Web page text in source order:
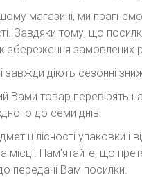
магазині, ми
Завдяки тому, що
збереження замовлених
діють сезонні
товар перевірять
до семи днів.
цілісності упаковки
Пам'ятайте, що
передачі Вам посилки.